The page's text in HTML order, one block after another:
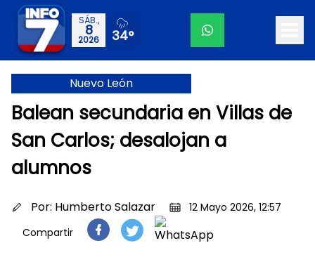
SÁB.,
8
2026 34°
Nuevo León
Balean secundaria en Villas de
San Carlos; desalojan a
alumnos
Por: Humberto Salazar
12 Mayo 2026, 12:57
Compartir